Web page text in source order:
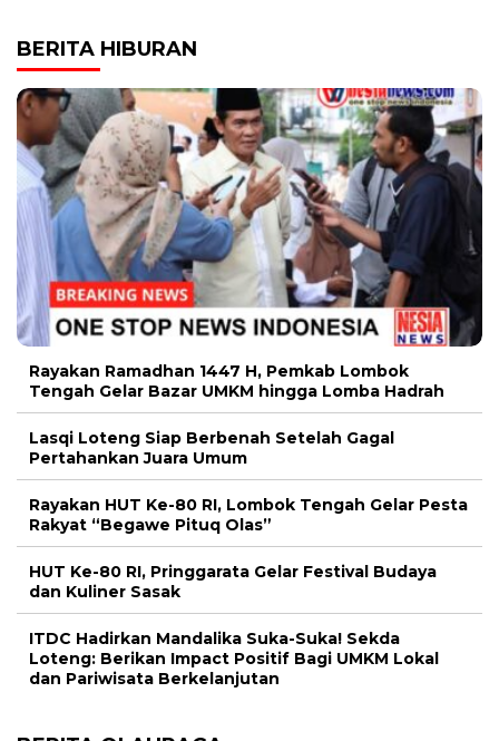
BERITA HIBURAN
Rayakan Ramadhan 1447 H, Pemkab Lombok
Tengah Gelar Bazar UMKM hingga Lomba Hadrah
Lasqi Loteng Siap Berbenah Setelah Gagal
Pertahankan Juara Umum
Rayakan HUT Ke-80 RI, Lombok Tengah Gelar Pesta
Rakyat “Begawe Pituq Olas”
HUT Ke-80 RI, Pringgarata Gelar Festival Budaya
dan Kuliner Sasak
ITDC Hadirkan Mandalika Suka-Suka! Sekda
Loteng: Berikan Impact Positif Bagi UMKM Lokal
dan Pariwisata Berkelanjutan